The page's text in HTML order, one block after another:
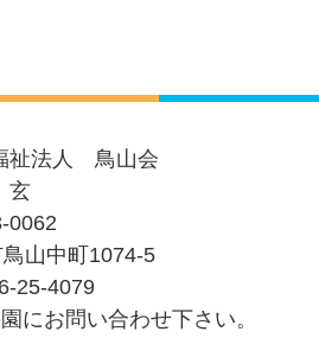
祉法人 鳥山会
玄
0062
山中町1074-5
4079
お問い合わせ下さい。